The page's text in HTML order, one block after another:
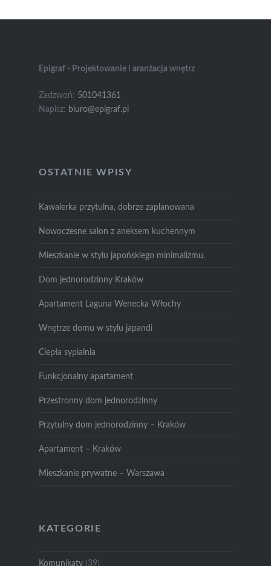
Epigraf - Projektowanie i aranżacja wnętrz
Zadzwoń: 501041361
Napisz: biuro@epigraf.pl
OSTATNIE WPISY
Kawalerka przytulna, dobrze zaplanowana
Nowoczesne salon z aneksem kuchennym
Mieszkanie w stylu japońskiego minimalizmu.
Dom jednorodzinny Kraków
Apartament Laguna Wenecka Włochy
Wnętrze domu w stylu japandi
Ciepła sypialnia
Funkcjonalny apartament
Przestronny dom jednorodzinny
Przytulny dom jednorodzinny – Kraków
Apartament – Kraków
Mieszkanie prywatne – Warszawa
KATEGORIE
Komunikaty(39)